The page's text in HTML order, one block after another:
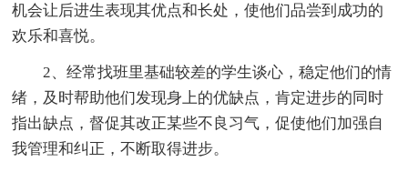
机会让后进生表现其优点和长处，使他们品尝到成功的
欢乐和喜悦。
2、经常找班里基础较差的学生谈心，稳定他们的情
绪，及时帮助他们发现身上的优缺点，肯定进步的同时
指出缺点，督促其改正某些不良习气，促使他们加强自
我管理和纠正，不断取得进步。